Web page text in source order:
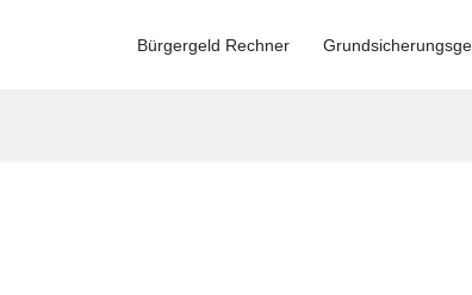
Bürgergeld Rechner